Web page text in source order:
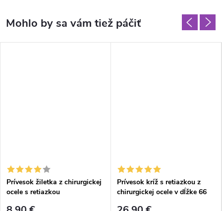
Prívesok žiletka z chirurgickej
ocele s retiazkou
Prívesok kríž s retiazkou z
chirurgickej ocele v dĺžke 66